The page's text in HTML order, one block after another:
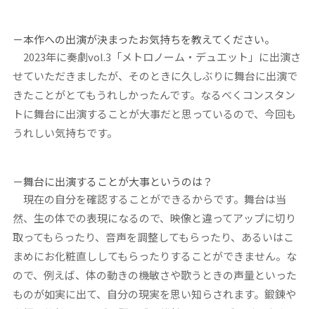
－本作への出演が決まったお気持ちを教えてください。
2023年に奏劇vol.3「メトロノーム・デュエット」に出演さ
せていただきましたが、そのときに久しぶりに舞台に出演で
きたことがとてもうれしかったんです。なるべくコンスタン
トに舞台に出演することが大事だと思っているので、今回も
うれしい気持ちです。
－舞台に出演することが大事というのは？
現在の自分を確認することができるからです。舞台は当
然、生の体での表現になるので、映像と違ってアップに切り
取ってもらったり、音声を調整してもらったり、あるいはこ
まめにお化粧直ししてもらったりすることができません。な
ので、例えば、体の動きの機敏さや歌うときの声量といった
ものが如実に出て、自分の現実を思い知らされます。鍛錬や